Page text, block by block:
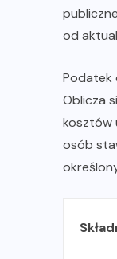
od
Podatek
Oblicza
kosztów
osób